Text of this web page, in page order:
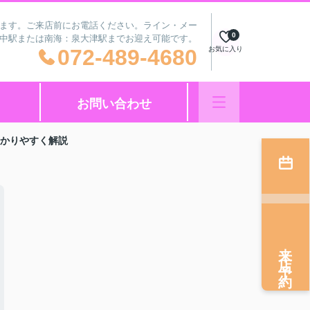
。ご来店前にお電話ください。ライン・メー
駅または南海：泉大津駅までお迎え可能です。
072-489-4680 お気に入り
0
お問い合わせ
りやすく解説
来店予約